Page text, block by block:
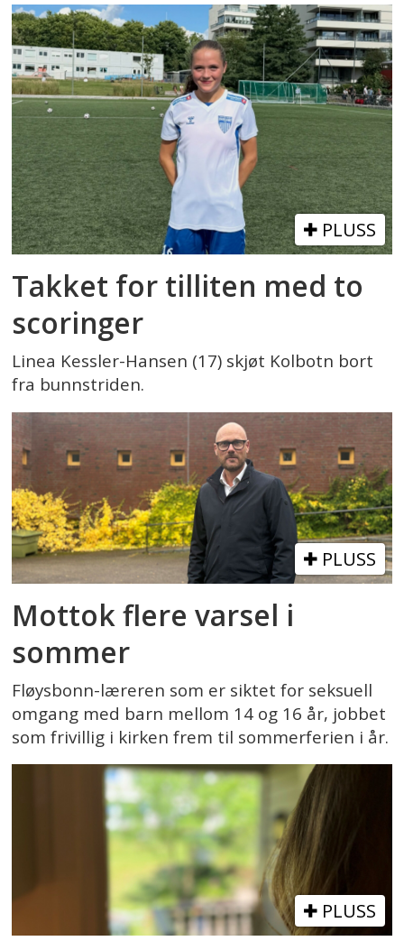
PLUSS
Takket for tilliten med to
scoringer
Linea Kessler-Hansen (17) skjøt Kolbotn bort
fra bunnstriden.
PLUSS
Mottok flere varsel i
sommer
Fløysbonn-læreren som er siktet for seksuell
omgang med barn mellom 14 og 16 år, jobbet
som frivillig i kirken frem til sommerferien i år.
PLUSS